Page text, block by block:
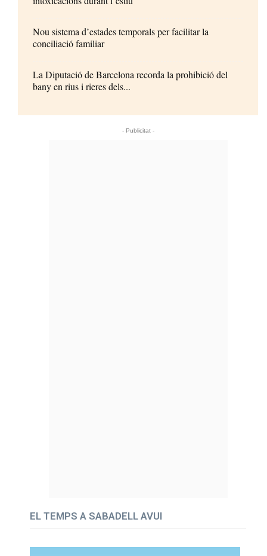
Nou sistema d’estades temporals per facilitar la
conciliació familiar
La Diputació de Barcelona recorda la prohibició del
bany en rius i rieres dels...
- Publicitat -
EL TEMPS A SABADELL AVUI